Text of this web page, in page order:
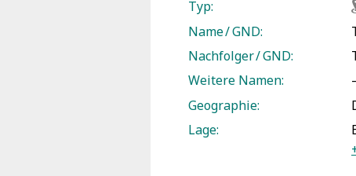
Typ:
Name / GND:
Nachfolger / GND:
Weitere Namen:
Geographie:
Lage: